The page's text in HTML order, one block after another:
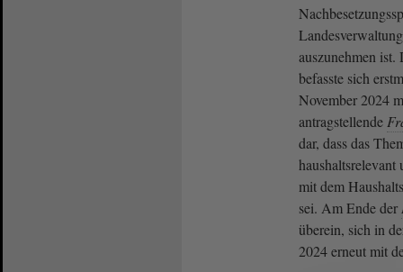
auszunehmen ist.
befasste sich
November 2024
antragstellende
dar, dass das
haushaltsrelevant
mit dem
sei. Am Ende der
überein, sich in
2024 erneut mit